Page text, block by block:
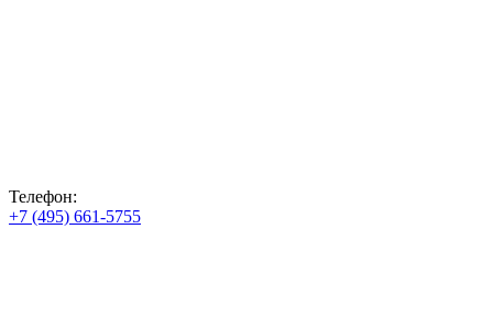
Телефон:
+7 (495) 661-5755